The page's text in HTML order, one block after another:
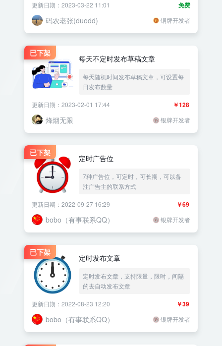
免费
更新日期：2023-03-22 11:01
码农老张(duodd) 铜牌开发者
已下架
每天不定时发布草稿文章
每天随机时间发布草稿文章，可设置每
日发布数量
￥128
更新日期：2023-02-01 17:44
烽烟无限 银牌开发者
已下架
定时广告位
7种广告位，可定时，可长期，可以备
注广告主的联系方式
￥69
更新日期：2022-09-27 16:29
bobo（有事联系QQ） 银牌开发者
已下架
定时发布文章
定时发布文章，支持限量，限时，间隔
的去自动发布文章
￥39
更新日期：2022-08-23 12:20
bobo（有事联系QQ） 银牌开发者